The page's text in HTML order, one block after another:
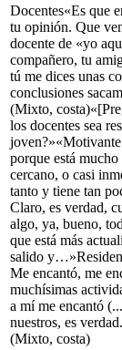
Docentes«Es que
tu opinión. Que
docente de «yo
compañero, tu
tú me dices unas
conclusiones
(Mixto, costa)
los docentes sea
porque está
cercano, o casi
tanto y tiene tan
Claro, es verdad,
algo, ya, bueno,
que está más
salido y…»
Me encantó, me
muchísimas
a mí me encantó
nuestros, es
(Mixto, costa)